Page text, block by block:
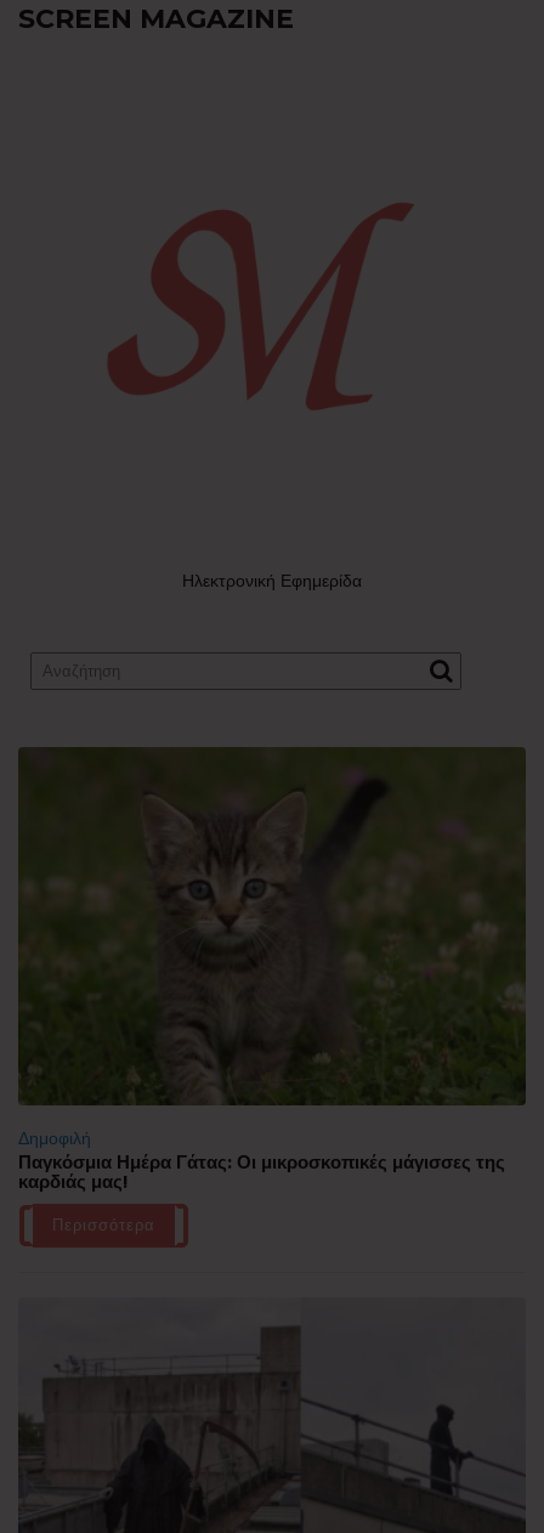
SCREEN MAGAZINE
Ηλεκτρονική Εφημερίδα
Δημοφιλή
Παγκόσμια Ημέρα Γάτας: Οι μικροσκοπικές μάγισσες της
καρδιάς μας!
Περισσότερα